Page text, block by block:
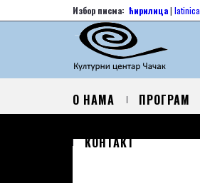
Избор писма: ћирилица| latinica
О НАМА ПРОГРАМ
КОНТАКТ